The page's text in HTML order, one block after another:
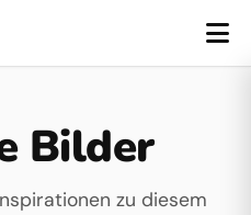
Bilder
zu diesem